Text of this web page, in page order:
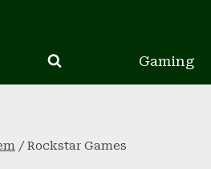
Gaming
/ Rockstar Games